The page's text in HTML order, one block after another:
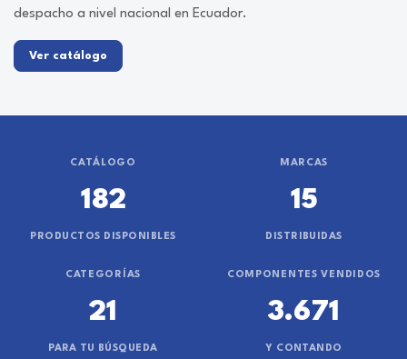
despacho a nivel nacional en Ecuador.
Ver catálogo
CATÁLOGO
182
PRODUCTOS DISPONIBLES
MARCAS
15
DISTRIBUIDAS
CATEGORÍAS
21
PARA TU BÚSQUEDA
COMPONENTES VENDIDOS
3.671
Y CONTANDO